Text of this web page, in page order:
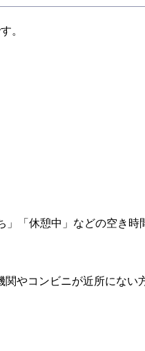
。
「休憩中」などの空き
やコンビニが近所にない